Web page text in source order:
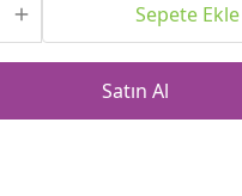
Sepete Ekle
Satın Al